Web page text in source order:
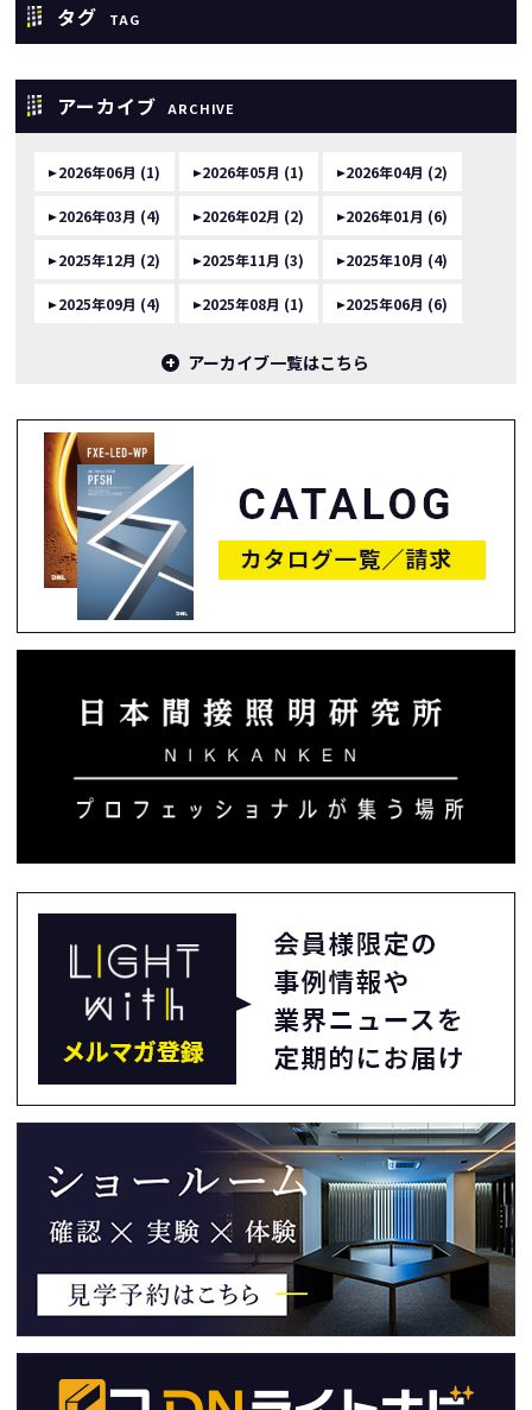
タグ TAG
アーカイブ ARCHIVE
2026年06月 (1) 2026年05月 (1) 2026年04月 (2)
2026年03月 (4) 2026年02月 (2) 2026年01月 (6)
2025年12月 (2) 2025年11月 (3) 2025年10月 (4)
2025年09月 (4) 2025年08月 (1) 2025年06月 (6)
アーカイブ一覧はこちら